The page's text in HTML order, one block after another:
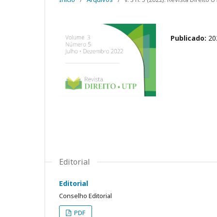
Publicado:
Editorial
Editorial
Conselho Editorial
PDF